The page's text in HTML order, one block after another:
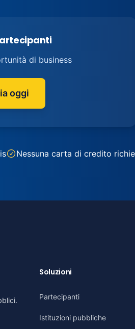
di business
oggi
Nessuna carta di credito
Soluzioni
Partecipanti
Istituzioni pubbliche